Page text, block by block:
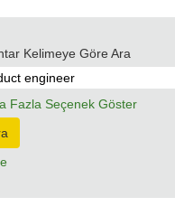
Kelimeye Göre Ara
Fazla Seçenek Göster